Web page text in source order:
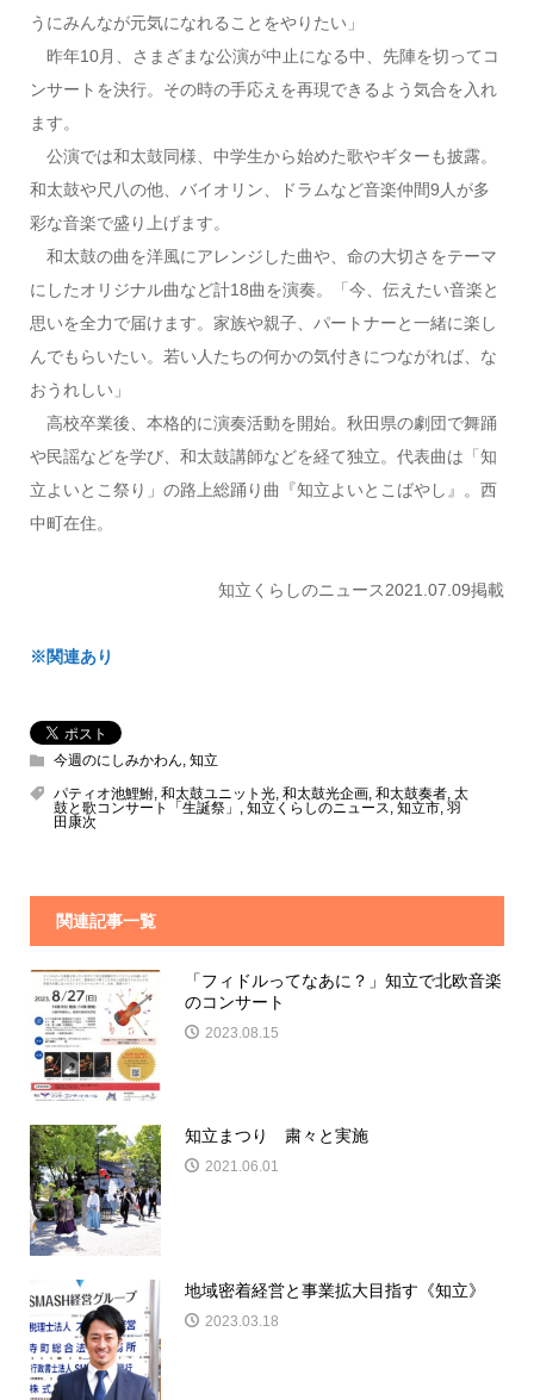
うにみんなが元気になれることをやりたい」
昨年10月、さまざまな公演が中止になる中、先陣を切ってコ
ンサートを決行。その時の手応えを再現できるよう気合を入れ
ます。
公演では和太鼓同様、中学生から始めた歌やギターも披露。
和太鼓や尺八の他、バイオリン、ドラムなど音楽仲間9人が多
彩な音楽で盛り上げます。
和太鼓の曲を洋風にアレンジした曲や、命の大切さをテーマ
にしたオリジナル曲など計18曲を演奏。「今、伝えたい音楽と
思いを全力で届けます。家族や親子、パートナーと一緒に楽し
んでもらいたい。若い人たちの何かの気付きにつながれば、な
おうれしい」
高校卒業後、本格的に演奏活動を開始。秋田県の劇団で舞踊
や民謡などを学び、和太鼓講師などを経て独立。代表曲は「知
立よいとこ祭り」の路上総踊り曲『知立よいとこばやし』。西
中町在住。
知立くらしのニュース2021.07.09掲載
※関連あり
今週のにしみかわん, 知立
パティオ池鯉鮒, 和太鼓ユニット光, 和太鼓光企画, 和太鼓奏者, 太
鼓と歌コンサート「生誕祭」 , 知立くらしのニュース, 知立市, 羽
田康次
関連記事一覧
「フィドルってなあに？」知立で北欧音楽
のコンサート
2023.08.15
知立まつり 粛々と実施
2021.06.01
地域密着経営と事業拡大目指す《知立》
2023.03.18